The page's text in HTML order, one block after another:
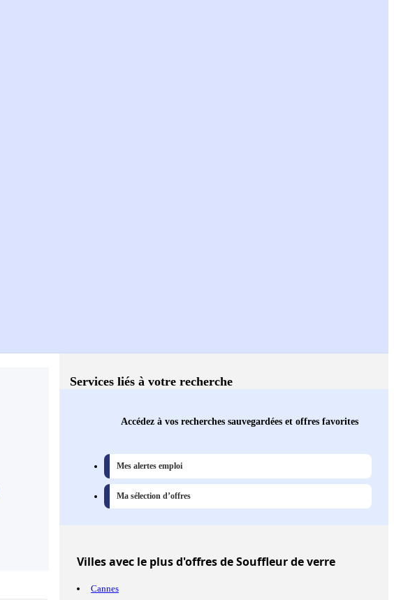
Services liés à votre recherche
Accédez à vos recherches sauvegardées et offres favorites
Mes alertes emploi
Ma sélection d’offres
Villesavec le plus d'offres de Souffleur de verre
Cannes